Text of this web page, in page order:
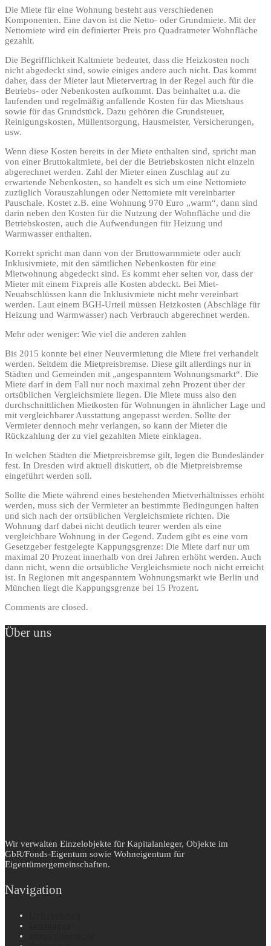
Die Miete für eine Wohnung besteht aus verschiedenen
Komponenten. Eine davon ist die Netto- oder Grundmiete. Mit der
Nettomiete wird ein definierter Preis pro Quadratmeter Wohnfläche
gezahlt.
Die Begrifflichkeit Kaltmiete bedeutet, dass die Heizkosten noch
nicht abgedeckt sind, sowie einiges andere auch nicht. Das kommt
daher, dass der Mieter laut Mietervertrag in der Regel auch für die
Betriebs- oder Nebenkosten aufkommt. Das beinhaltet u.a. die
laufenden und regelmäßig anfallende Kosten für das Mietshaus
sowie für das Grundstück. Dazu gehören die Grundsteuer,
Reinigungskosten, Müllentsorgung, Hausmeister, Versicherungen,
usw.
Wenn diese Kosten bereits in der Miete enthalten sind, spricht man
von einer Bruttokaltmiete, bei der die Betriebskosten nicht einzeln
abgerechnet werden. Zahl der Mieter einen Zuschlag auf zu
erwartende Nebenkosten, so handelt es sich um eine Nettomiete
zuzüglich Vorauszahlungen oder Nettomiete mit vereinbarter
Pauschale. Kostet z.B. eine Wohnung 970 Euro „warm“, dann sind
darin neben den Kosten für die Nutzung der Wohnfläche und die
Betriebskosten, auch die Aufwendungen für Heizung und
Warmwasser enthalten.
Korrekt spricht man dann von der Bruttowarmmiete oder auch
Inklusivmiete, mit den sämtlichen Nebenkosten für eine
Mietwohnung abgedeckt sind. Es kommt eher selten vor, dass der
Mieter mit einem Fixpreis alle Kosten abdeckt. Bei Miet-
Neuabschlüssen kann die Inklusivmiete nicht mehr vereinbart
werden. Laut einem BGH-Urteil müssen Heizkosten (Abschläge für
Heizung und Warmwasser) nach Verbrauch abgerechnet werden.
Mehr oder weniger: Wie viel die anderen zahlen
Bis 2015 konnte bei einer Neuvermietung die Miete frei verhandelt
werden. Seitdem die Mietpreisbremse. Diese gilt allerdings nur in
Städten und Gemeinden mit „angespanntem Wohnungsmarkt“. Die
Miete darf in dem Fall nur noch maximal zehn Prozent über der
ortsüblichen Vergleichsmiete liegen. Die Miete muss also den
durchschnittlichen Mietkosten für Wohnungen in ähnlicher Lage und
mit vergleichbarer Ausstattung angepasst werden. Sollte der
Vermieter dennoch mehr verlangen, so kann der Mieter die
Rückzahlung der zu viel gezahlten Miete einklagen.
In welchen Städten die Mietpreisbremse gilt, legen die Bundesländer
fest. In Dresden wird aktuell diskutiert, ob die Mietpreisbremse
eingeführt werden soll.
Sollte die Miete während eines bestehenden Mietverhältnisses erhöht
werden, muss sich der Vermieter an bestimmte Bedingungen halten
und sich nach der ortsüblichen Vergleichsmiete richten. Die
Wohnung darf dabei nicht deutlich teurer werden als eine
vergleichbare Wohnung in der Gegend. Zudem gibt es eine vom
Gesetzgeber festgelegte Kappungsgrenze: Die Miete darf nur um
maximal 20 Prozent innerhalb von drei Jahren erhöht werden. Auch
dann nicht, wenn die ortsübliche Vergleichsmiete noch nicht erreicht
ist. In Regionen mit angespanntem Wohnungsmarkt wie Berlin und
München liegt die Kappungsgrenze bei 15 Prozent.
Comments are closed.
Über uns
Wir verwalten Einzelobjekte für Kapitalanleger, Objekte im
GbR/Fonds-Eigentum sowie Wohneigentum für
Eigentümergemeinschaften.
Navigation